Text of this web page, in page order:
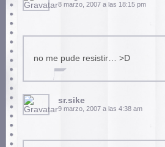
8 marzo, 2007 a las 18:15 pm
no me pude resistir… >D
sr.sike
9 marzo, 2007 a las 4:38 am